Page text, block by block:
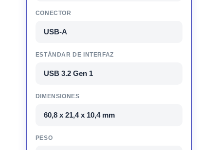
CONECTOR
USB-A
ESTÁNDAR DE INTERFAZ
USB 3.2 Gen 1
DIMENSIONES
60,8 x 21,4 x 10,4 mm
PESO